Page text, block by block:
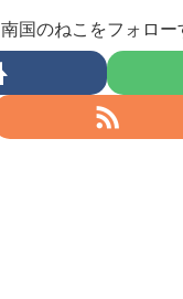
南国のねこをフォロー